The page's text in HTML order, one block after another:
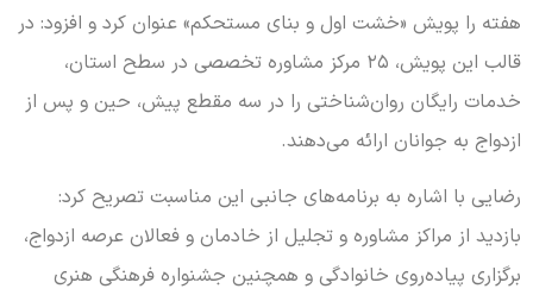
هفته را پویش «خشت اول و بنای مستحکم» عنوان کرد و افزود: در
قالب این پویش، ۲۵ مرکز مشاوره تخصصی در سطح استان،
خدمات رایگان روان‌شناختی را در سه مقطع پیش، حین و پس از
ازدواج به جوانان ارائه می‌دهند.
رضایی با اشاره به برنامه‌های جانبی این مناسبت تصریح کرد:
بازدید از مراکز مشاوره و تجلیل از خادمان و فعالان عرصه ازدواج،
برگزاری پیاده‌روی خانوادگی و همچنین جشنواره فرهنگی هنری